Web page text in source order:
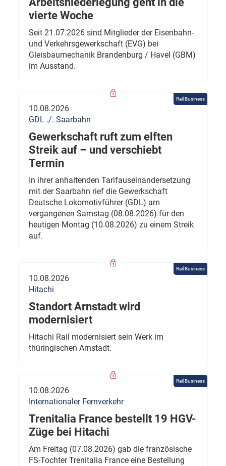
vierte Woche
Seit 21.07.2026 sind Mitglieder der Eisenbahn-
und Verkehrsgewerkschaft (EVG) bei
Gleisbaumechanik Brandenburg / Havel (GBM)
im Ausstand.
Rail Business
10.08.2026
GDL ./. Saarbahn
Gewerkschaft ruft zum elften
Streik auf – und verschiebt
Termin
In ihrer anhaltenden Tarifauseinandersetzung
mit der Saarbahn rief die Gewerkschaft
Deutsche Lokomotivführer (GDL) am
vergangenen Samstag (08.08.2026) für den
heutigen Montag (10.08.2026) zu einem Streik
auf.
Rail Business
10.08.2026
Hitachi
Standort Arnstadt wird
modernisiert
Hitachi Rail modernisiert sein Werk im
thüringischen Arnstadt.
Rail Business
10.08.2026
Internationaler Fernverkehr
Trenitalia France bestellt 19 HGV-
Züge bei Hitachi
Am Freitag (07.08.2026) gab die französische
FS-Tochter Trenitalia France eine Bestellung